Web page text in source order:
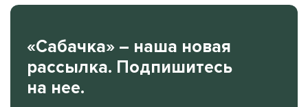
«Сабачка» – наша новая
рассылка. Подпишитесь
на нее.